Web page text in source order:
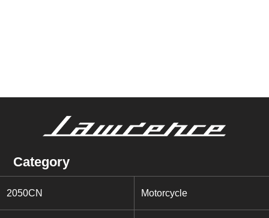
Category
2050CN Motorcycle